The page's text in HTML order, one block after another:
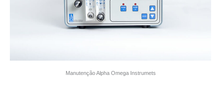
Manutenção Alpha Omega Instrumets